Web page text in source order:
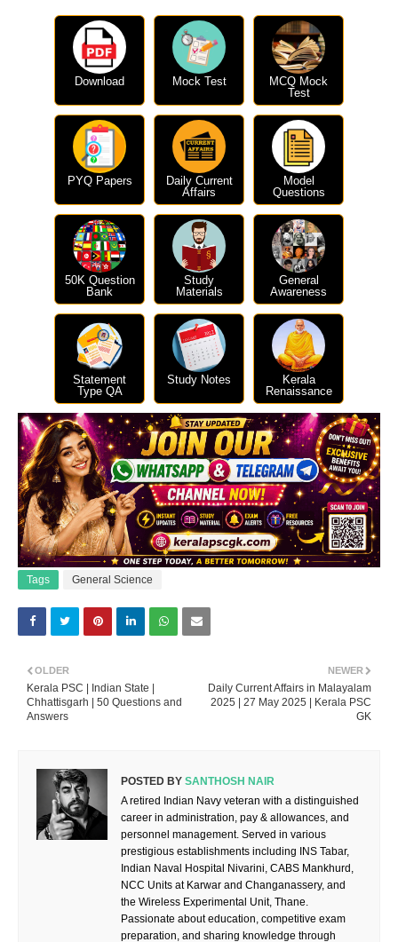
Download Mock Test
MCQ Mock
Test
PYQ Papers
Daily Current
Affairs
Model
Questions
50K Question
Bank
Study
Materials
General
Awareness
Statement
Type QA
Study Notes
Kerala
Renaissance
Tags General Science
NEWER
Daily Current Affairs in Malayalam
2025 | 27 May 2025 | Kerala PSC
GK
OLDER
Kerala PSC | Indian State |
Chhattisgarh | 50 Questions and
Answers
POSTED BY SANTHOSH NAIR
A retired Indian Navy veteran with a distinguished
career in administration, pay & allowances, and
personnel management. Served in various
prestigious establishments including INS Tabar,
Indian Naval Hospital Nivarini, CABS Mankhurd,
NCC Units at Karwar and Changanassery, and
the Wireless Experimental Unit, Thane.
Passionate about education, competitive exam
preparation, and sharing knowledge through